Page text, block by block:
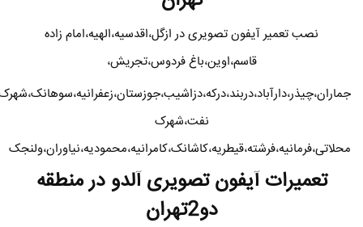
نصب تعمیر آیفون تصویری در ازگل،اقدسیه،الهیه،امام زاده
قاسم،اوین،باغ فردوس،تجریش،
نفت،شهرک
محلاتی،فرمانیه،فرشته،قیطریه،کاشانک،کامرانیه،محمودیه،نیاوران،ولنجک
تعمیرات آیفون تصویری آلدو در منطقه
دو2تهران